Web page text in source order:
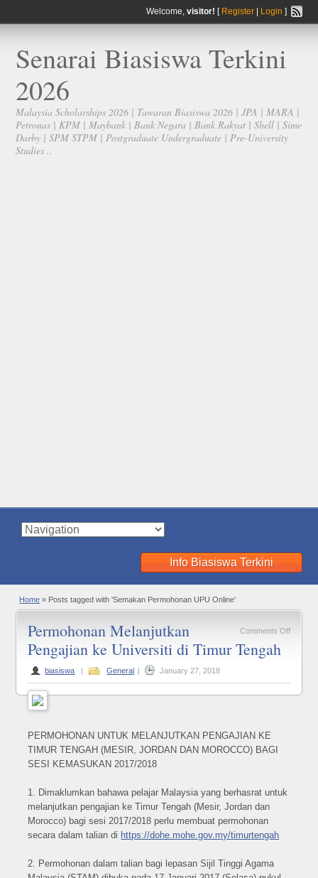
Welcome, visitor! [ Register| Login ]
Senarai Biasiswa Terkini
2026
Malaysia Scholarships 2026 | Tawaran Biasiswa 2026 | JPA | MARA |
Petronas | KPM | Maybank | Bank Negara | Bank Rakyat | Shell | Sime
Darby | SPM STPM | Postgraduate Undergraduate | Pre-University
Studies ..
Info Biasiswa Terkini
Home » Posts tagged with 'Semakan Permohonan UPU Online'
Comments Offon
Permohonan Melanjutkan
Pengajian ke Universiti di Timur Tengah
biasiswa | General | January 27, 2018
PERMOHONAN UNTUK MELANJUTKAN PENGAJIAN KE
TIMUR TENGAH (MESIR, JORDAN DAN MOROCCO) BAGI
SESI KEMASUKAN 2017/2018
1. Dimaklumkan bahawa pelajar Malaysia yang berhasrat untuk
melanjutkan pengajian ke Timur Tengah (Mesir, Jordan dan
Morocco) bagi sesi 2017/2018 perlu membuat permohonan
secara dalam talian di https://dohe.mohe.gov.my/timurtengah
2. Permohonan dalam talian bagi lepasan Sijil Tinggi Agama